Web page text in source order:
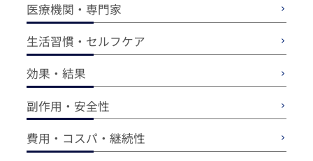
医療機関・専門家
生活習慣・セルフケア
効果・結果
副作用・安全性
費用・コスパ・継続性